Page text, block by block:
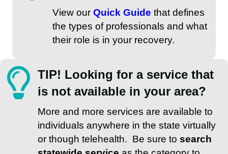
View our Quick Guide that defines
the types of professionals and what
their role is in your recovery.
TIP! Looking for a service that
is not available in your area?
More and more services are available to
individuals anywhere in the state virtually
or though telehealth. Be sure to search